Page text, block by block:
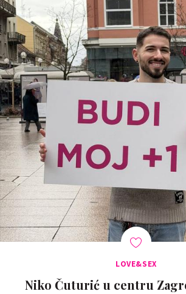
LOVE&SEX
Niko Čuturić u centru